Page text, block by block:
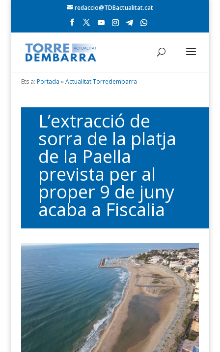
redaccio@TDBactualitat.cat
Ets a: Portada »Actualitat Torredembarra
L’extracció de
sorra de la platja
de la Paella
prevista per al
proper 9 de juny
acaba a Fiscalia